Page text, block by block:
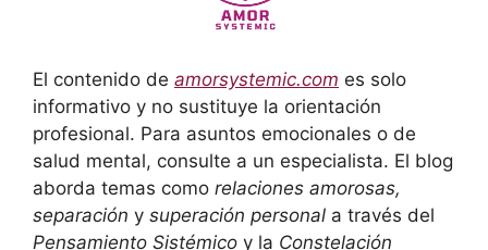
El contenido de amorsystemic.com es solo
informativo y no sustituye la orientación
profesional. Para asuntos emocionales o de
salud mental, consulte a un especialista. El blog
aborda temas como relaciones amorosas,
separación y superación personal a través del
Pensamiento Sistémico y la Constelación